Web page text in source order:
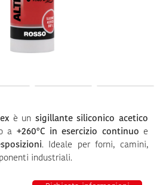
è un sigillante siliconico acetico
a +260°C in esercizio continuo e
. Ideale per forni, camini,
industriali.